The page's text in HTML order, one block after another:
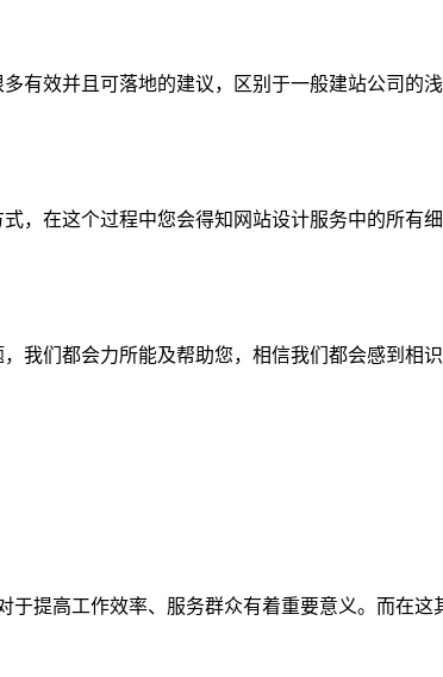
有效并且可落地的建议，区别于一般建站公司的
，在这个过程中您会得知网站设计服务中的所有
我们都会力所能及帮助您，相信我们都会感到相
提高工作效率、服务群众有着重要意义。而在